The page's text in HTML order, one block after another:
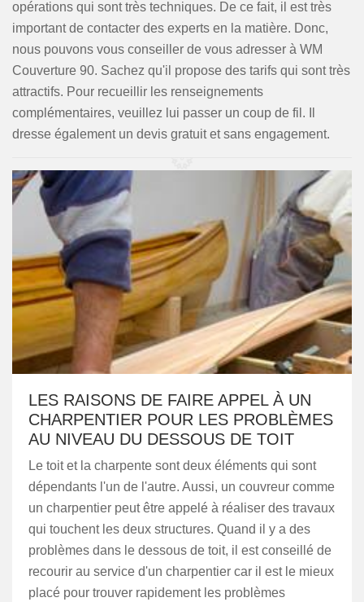
opérations qui sont très techniques. De ce fait, il est très
important de contacter des experts en la matière. Donc,
nous pouvons vous conseiller de vous adresser à WM
Couverture 90. Sachez qu'il propose des tarifs qui sont très
attractifs. Pour recueillir les renseignements
complémentaires, veuillez lui passer un coup de fil. Il
dresse également un devis gratuit et sans engagement.
LES RAISONS DE FAIRE APPEL À UN
CHARPENTIER POUR LES PROBLÈMES
AU NIVEAU DU DESSOUS DE TOIT
Le toit et la charpente sont deux éléments qui sont
dépendants l'un de l'autre. Aussi, un couvreur comme
un charpentier peut être appelé à réaliser des travaux
qui touchent les deux structures. Quand il y a des
problèmes dans le dessous de toit, il est conseillé de
recourir au service d'un charpentier car il est le mieux
placé pour trouver rapidement les problèmes